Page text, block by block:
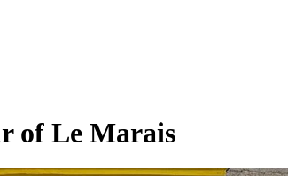
of Le Marais